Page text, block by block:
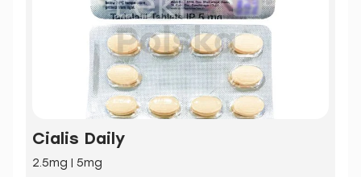
Cialis Daily
2.5mg | 5mg